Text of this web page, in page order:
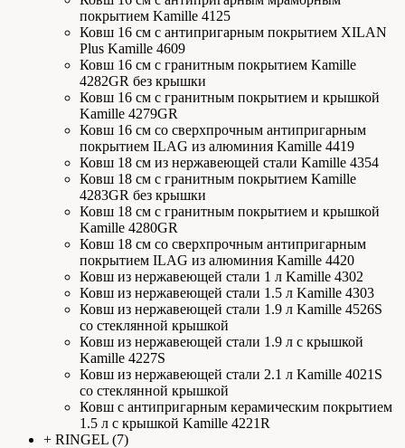
покрытием Kamille 4125
Ковш 16 см с антипригарным покрытием XILAN
Plus Kamille 4609
Ковш 16 см с гранитным покрытием Kamille
4282GR без крышки
Ковш 16 см с гранитным покрытием и крышкой
Kamille 4279GR
Ковш 16 см со сверхпрочным антипригарным
покрытием ILAG из алюминия Kamille 4419
Ковш 18 см из нержавеющей стали Kamille 4354
Ковш 18 см с гранитным покрытием Kamille
4283GR без крышки
Ковш 18 см с гранитным покрытием и крышкой
Kamille 4280GR
Ковш 18 см со сверхпрочным антипригарным
покрытием ILAG из алюминия Kamille 4420
Ковш из нержавеющей стали 1 л Kamille 4302
Ковш из нержавеющей стали 1.5 л Kamille 4303
Ковш из нержавеющей стали 1.9 л Kamille 4526S
со стеклянной крышкой
Ковш из нержавеющей стали 1.9 л с крышкой
Kamille 4227S
Ковш из нержавеющей стали 2.1 л Kamille 4021S
со стеклянной крышкой
Ковш с антипригарным керамическим покрытием
1.5 л с крышкой Kamille 4221R
+ RINGEL (7)